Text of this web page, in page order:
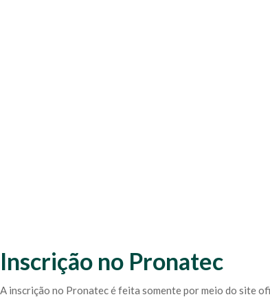
Inscrição no Pronatec
A inscrição no Pronatec é feita somente por meio do site